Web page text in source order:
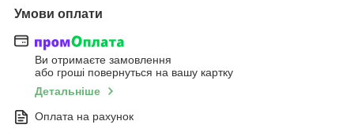
Умови оплати
Ви отримаєте замовлення
або гроші повернуться на вашу картку
Детальніше
Оплата на рахунок